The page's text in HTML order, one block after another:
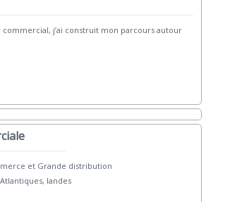
j’ai construit mon parcours autour
et Grande distribution
landes